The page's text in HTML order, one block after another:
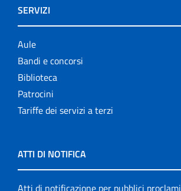
SERVIZI
Aule
Bandi e concorsi
Biblioteca
Patrocini
Tariffe dei servizi a terzi
ATTI DI NOTIFICA
Atti di notificazione per pubblici proclami